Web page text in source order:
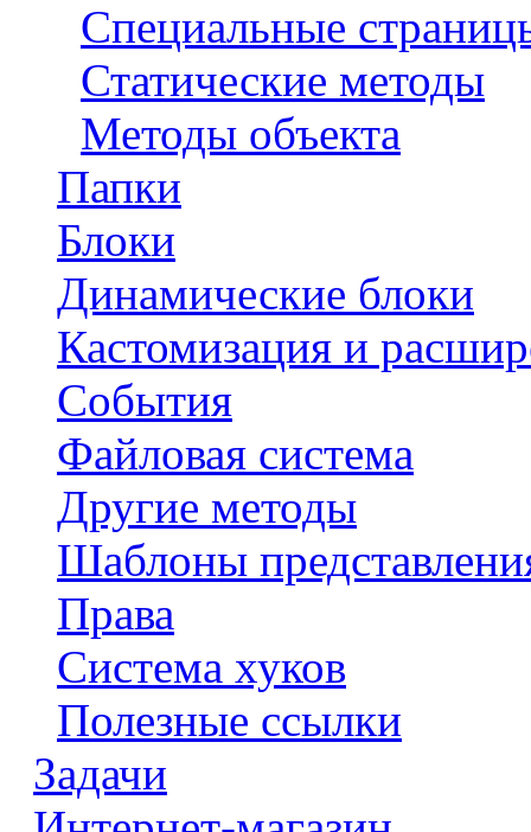
Специальные
Статические методы
Методы объекта
Папки
Блоки
Динамические блоки
Кастомизация и
События
Файловая система
Другие методы
Шаблоны
Права
Система хуков
Полезные ссылки
Задачи